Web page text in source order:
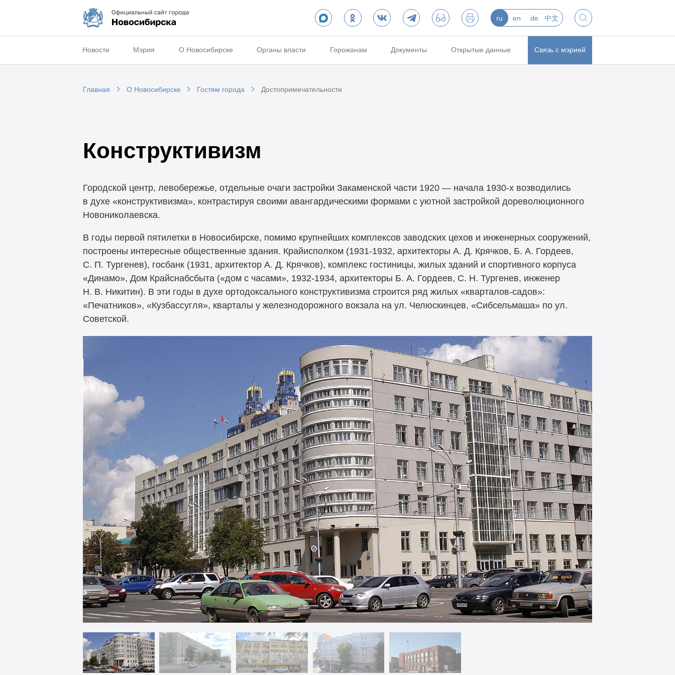
ru en de 中文
Новости Мэрия О Новосибирске Органы власти Горожанам Документы Открытые данные Связь с мэрией
Главная О Новосибирске Гостям города Достопримечательности
Конструктивизм
Городской центр, левобережье, отдельные очаги застройки Закаменской части 1920 — начала 1930-х возводились
в духе «конструктивизма», контрастируя своими авангардическими формами с уютной застройкой дореволюционного
Новониколаевска.
В годы первой пятилетки в Новосибирске, помимо крупнейших комплексов заводских цехов и инженерных сооружений,
построены интересные общественные здания. Крайисполком (1931-1932, архитекторы А. Д. Крячков, Б. А. Гордеев,
С. П. Тургенев), госбанк (1931, архитектор А. Д. Крячков), комплекс гостиницы, жилых зданий и спортивного корпуса
«Динамо», Дом Крайснабсбыта («дом с часами», 1932-1934, архитекторы Б. А. Гордеев, С. Н. Тургенев, инженер
Н. В. Никитин). В эти годы в духе ортодоксального конструктивизма строится ряд жилых «кварталов-садов»:
«Печатников», «Кузбассугля», кварталы у железнодорожного вокзала на ул. Челюскинцев, «Сибсельмаша» по ул.
Советской.